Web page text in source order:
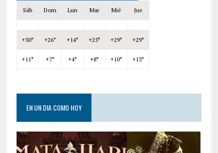
Sáb Dom Lun Mar Mié Jue
+30° +26° +14° +25° +29° +29°
+11° +7° +4° +8° +10° +13°
EN UN DIA COMO HOY